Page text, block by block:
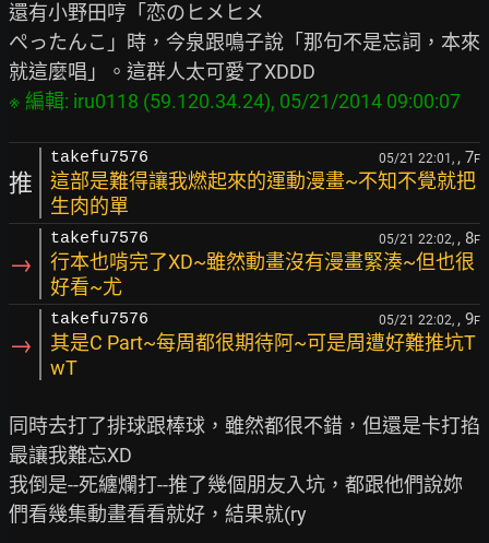
還有小野田哼「恋のヒメヒメ
ぺったんこ」時，今泉跟鳴子說「那句不是忘詞，本來
推
takefu7576 05/21 22:01, , 7F
這部是難得讓我燃起來的運動漫畫~不知不覺就把
生肉的單
→
takefu7576 05/21 22:02, , 8F
行本也啃完了XD~雖然動畫沒有漫畫緊湊~但也很
好看~尤
→
takefu7576 05/21 22:02, , 9F
其是C Part~每周都很期待阿~可是周遭好難推坑T
wT
同時去打了排球跟棒球，雖然都很不錯，但還是卡打掐
最讓我難忘XD
我倒是--死纏爛打--推了幾個朋友入坑，都跟他們說妳